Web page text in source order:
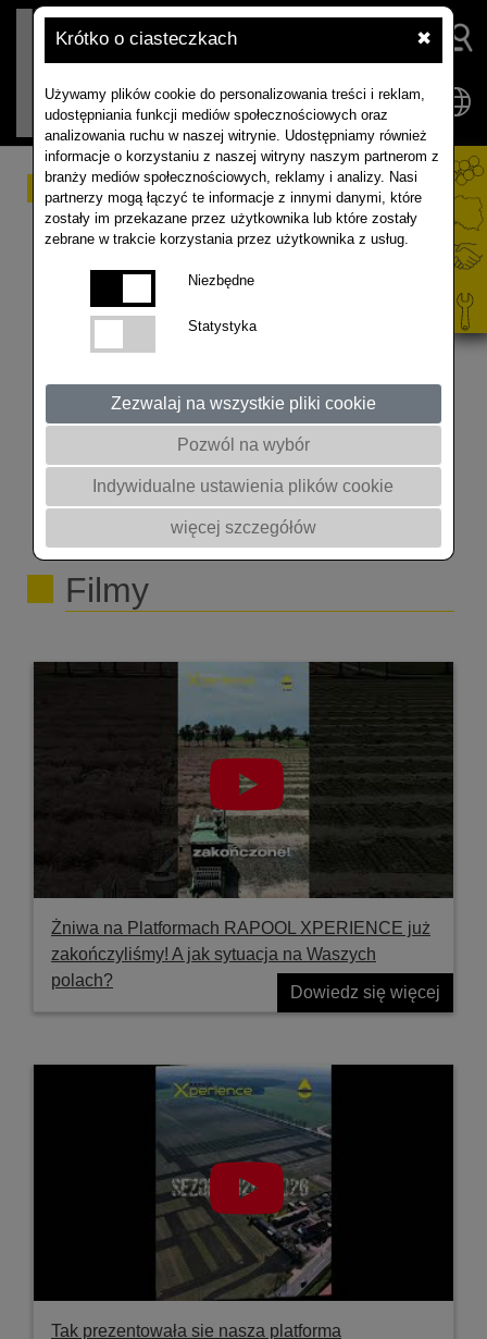
Krótko o ciasteczkach ✖
Używamy plików cookie do personalizowania treści i reklam,
udostępniania funkcji mediów społecznościowych oraz
analizowania ruchu w naszej witrynie. Udostępniamy również
informacje o korzystaniu z naszej witryny naszym partnerom z
branży mediów społecznościowych, reklamy i analizy. Nasi
partnerzy mogą łączyć te informacje z innymi danymi, które
zostały im przekazane przez użytkownika lub które zostały
zebrane w trakcie korzystania przez użytkownika z usług.
Niezbędne
Statystyka
Zezwalaj na wszystkie pliki cookie
Pozwól na wybór
Indywidualne ustawienia plików cookie
więcej szczegółów
#15 POLE ROZMÓW
podcast o uprawie
rzepaku... i nie tylko
Artur Kozera manager produktu i marketingu
Andrzejczak na temat Integrowanej produkcji
roślinnej. Zapraszamy do wysłuchania! Nagranie
zostało zrealizowane w TOK JOB Studio w
Gminnej Bibliotece Publicznej w Mieścisku.
@rapoolpolska7302 @akademiarzepaku5409
#rolnictwo #rzepak #integrowana #podcast
Filmy
Żniwa na Platformach RAPOOL XPERIENCE już
zakończyliśmy! A jak sytuacja na Waszych
polach?
Dowiedz się więcej
Tak prezentowała sie nasza platforma